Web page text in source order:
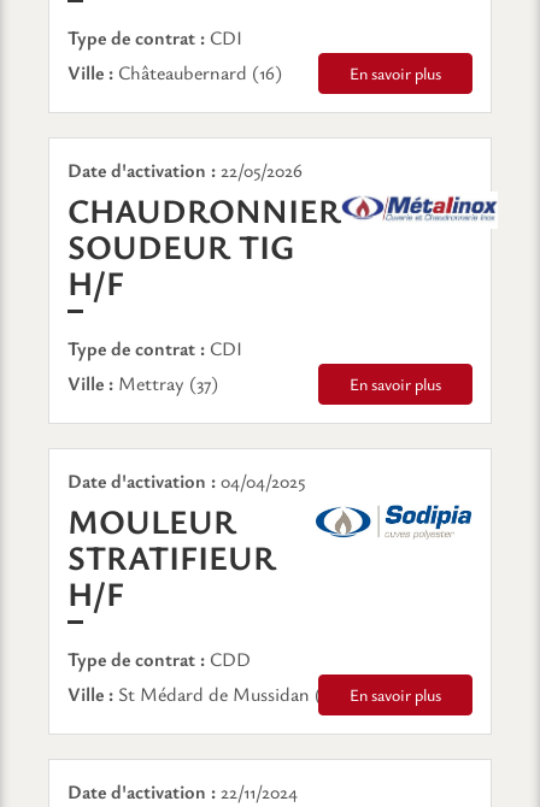
Type de contrat : CDI
Ville : Châteaubernard (16) En savoir plus
Date d'activation :22/05/2026
CHAUDRONNIER
SOUDEUR TIG
H/F
Type de contrat : CDI
Ville : Mettray (37) En savoir plus
Date d'activation :04/04/2025
MOULEUR
STRATIFIEUR
H/F
Type de contrat : CDD
Ville : St Médard de Mussidan (24) En savoir plus
Date d'activation :22/11/2024